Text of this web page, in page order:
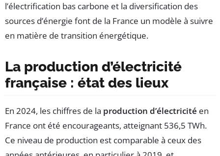
l’électrification bas carbone et la diversification des
sources d’énergie font de la France un modèle à suivre
en matière de transition énergétique.
La production d’électricité
française : état des lieux
En 2024, les chiffres de la production d’électricité en
France ont été encourageants, atteignant 536,5 TWh.
Ce niveau de production est comparable à ceux des